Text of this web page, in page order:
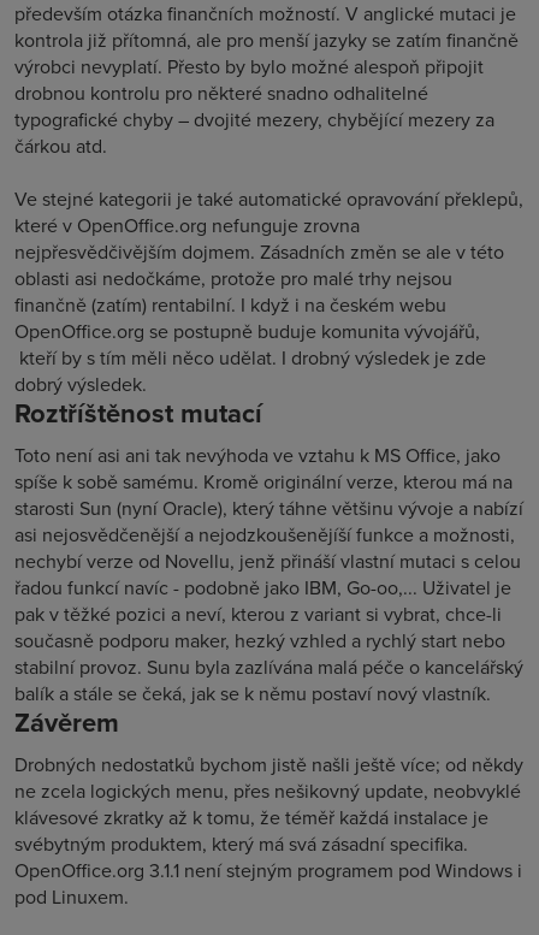
především otázka finančních možností. V anglické mutaci je
kontrola již přítomná, ale pro menší jazyky se zatím finančně
výrobci nevyplatí. Přesto by bylo možné alespoň připojit
drobnou kontrolu pro některé snadno odhalitelné
typografické chyby – dvojité mezery, chybějící mezery za
čárkou atd.
Ve stejné kategorii je také automatické opravování překlepů,
které v OpenOffice.org nefunguje zrovna
nejpřesvědčivějším dojmem. Zásadních změn se ale v této
oblasti asi nedočkáme, protože pro malé trhy nejsou
finančně (zatím) rentabilní. I když i na českém webu
OpenOffice.org se postupně buduje komunita vývojářů,
kteří by s tím měli něco udělat. I drobný výsledek je zde
dobrý výsledek.
Roztříštěnost mutací
Toto není asi ani tak nevýhoda ve vztahu k MS Office, jako
spíše k sobě samému. Kromě originální verze, kterou má na
starosti Sun (nyní Oracle), který táhne většinu vývoje a nabízí
asi nejosvědčenější a nejodzkoušenějíší funkce a možnosti,
nechybí verze od Novellu, jenž přináší vlastní mutaci s celou
řadou funkcí navíc - podobně jako IBM, Go-oo,... Uživatel je
pak v těžké pozici a neví, kterou z variant si vybrat, chce-li
současně podporu maker, hezký vzhled a rychlý start nebo
stabilní provoz. Sunu byla zazlívána malá péče o kancelářský
balík a stále se čeká, jak se k němu postaví nový vlastník.
Závěrem
Drobných nedostatků bychom jistě našli ještě více; od někdy
ne zcela logických menu, přes nešikovný update, neobvyklé
klávesové zkratky až k tomu, že téměř každá instalace je
svébytným produktem, který má svá zásadní specifika.
OpenOffice.org 3.1.1 není stejným programem pod Windows i
pod Linuxem.